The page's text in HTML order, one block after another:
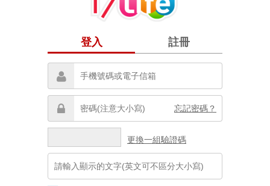
登入 註冊
忘記密碼？
更換一組驗證碼